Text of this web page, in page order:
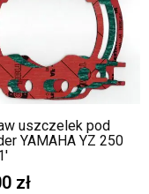
uszczelek pod
YAMAHA YZ 250
zł